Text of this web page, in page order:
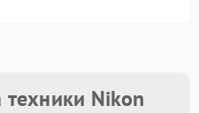
Nikon